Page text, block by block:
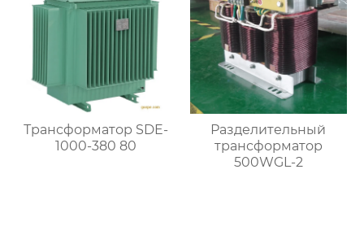
Трансформатор SDE-
1000-380 80
Разделительный
трансформатор
500WGL-2